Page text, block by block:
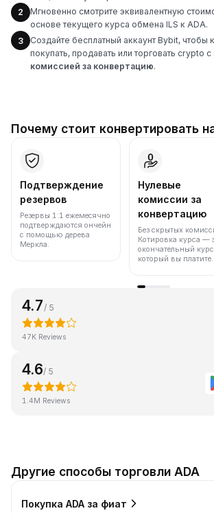
2
Мгновенно смотрите эквивалентную
основе текущего курса обмена ILS к ADA.
3
Создайте бесплатный аккаунт Bybit, чтобы
покупать, продавать или торговать crypto с
комиссией за конвертацию.
Почему стоит конвертировать
Подтверждение
резервов
Резервы 1:1 ежемесячно
подтверждаются ончейн
с помощью дерева
Меркла.
Нулевые
комиссии за
конвертацию
Без скрытых
Котировка курса —
окончательный курс,
который вы платите.
4.7 / 5
47K Reviews
4.6/ 5
1.4M Reviews
Другие способы торговли ADA
Покупка ADA за фиат